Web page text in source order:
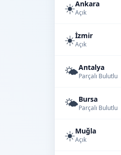
☀️Ankara
Açık
☀️İzmir
Açık
🌤️Antalya
Parçalı Bulutlu
🌤️Bursa
Parçalı Bulutlu
☀️Muğla
Açık